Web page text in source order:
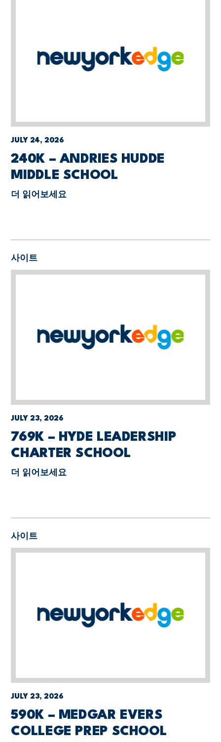
JULY 24, 2026
240K – ANDRIES HUDDE
MIDDLE SCHOOL
더 읽어보세요
사이트
JULY 23, 2026
769K – HYDE LEADERSHIP
CHARTER SCHOOL
더 읽어보세요
사이트
JULY 23, 2026
590K – MEDGAR EVERS
COLLEGE PREP SCHOOL